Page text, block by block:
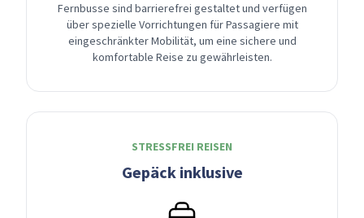
Fernbusse sind barrierefrei gestaltet und verfügen
über spezielle Vorrichtungen für Passagiere mit
eingeschränkter Mobilität, um eine sichere und
komfortable Reise zu gewährleisten.
STRESSFREI REISEN
Gepäck inklusive